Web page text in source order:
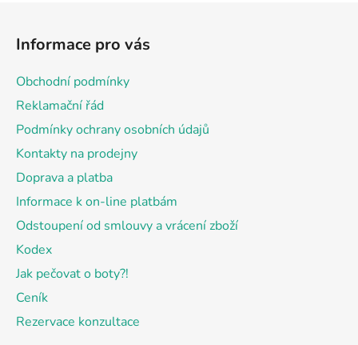
Informace pro vás
Obchodní podmínky
Reklamační řád
Podmínky ochrany osobních údajů
Kontakty na prodejny
Doprava a platba
Informace k on-line platbám
Odstoupení od smlouvy a vrácení zboží
Kodex
Jak pečovat o boty?!
Ceník
Rezervace konzultace